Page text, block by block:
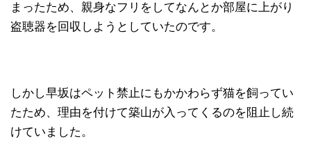
まったため、親身なフリをしてなんとか部屋に上がり
盗聴器を回収しようとしていたのです。
しかし早坂はペット禁止にもかかわらず猫を飼ってい
たため、理由を付けて築山が入ってくるのを阻止し続
けていました。